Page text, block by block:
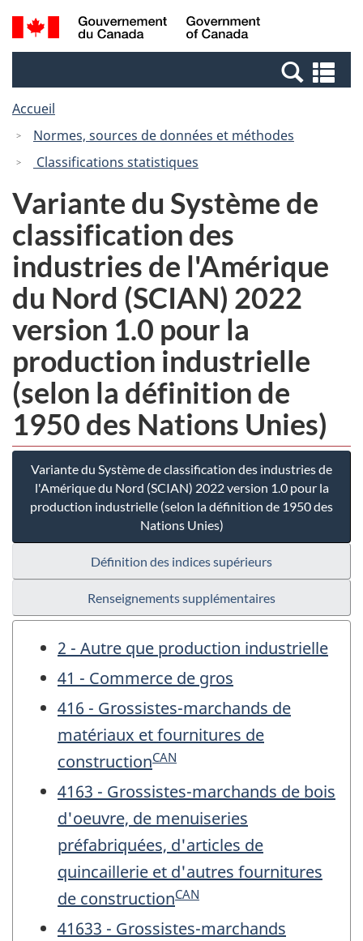
Passer
au
Passer
au
Passer
à
Canada
Recherche
et
et
Accueil
Normes, sources de données et méthodes
Classifications statistiques
Variante du Système de
classification des
industries de l'Amérique
du Nord (SCIAN) 2022
version 1.0 pour la
production industrielle
(selon la définition de
1950 des Nations Unies)
Variante du Système de classification des industries de
l'Amérique du Nord (SCIAN) 2022 version 1.0 pour la
production industrielle (selon la définition de 1950 des
Nations Unies)
Définition des indices supérieurs
Renseignements supplémentaires
2 - Autre que production industrielle
41 - Commerce de gros
416 - Grossistes-marchands de
matériaux et fournitures de
constructionCAN
4163 - Grossistes-marchands de bois
d'oeuvre, de menuiseries
préfabriquées, d'articles de
quincaillerie et d'autres fournitures
de constructionCAN
41633 - Grossistes-marchands